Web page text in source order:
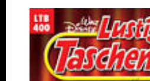
Online
–
das
neue
Nachrichten-
und
Reise-
Portal
für